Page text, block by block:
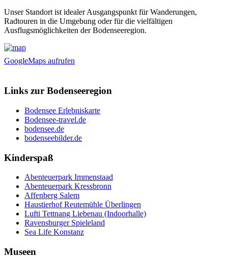
Unser Standort ist idealer Ausgangspunkt für Wanderungen,
Radtouren in die Umgebung oder für die vielfältigen
Ausflugsmöglichkeiten der Bodenseeregion.
GoogleMaps aufrufen
Links zur Bodenseeregion
Bodensee Erlebniskarte
Bodensee-travel.de
bodensee.de
bodenseebilder.de
Kinderspaß
Abenteuerpark Immenstaad
Abenteuerpark Kressbronn
Affenberg Salem
Haustierhof Reutemühle Überlingen
Lufti Tettnang Liebenau (Indoorhalle)
Ravensburger Spieleland
Sea Life Konstanz
Museen